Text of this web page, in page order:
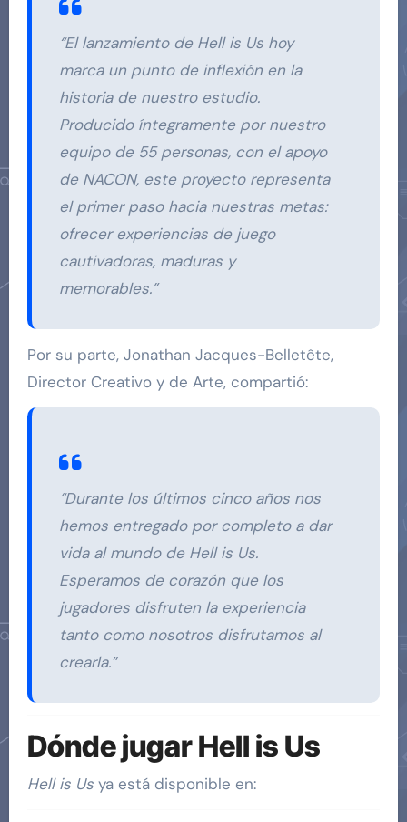
“El lanzamiento de Hell is Us hoy
marca un punto de inflexión en la
historia de nuestro estudio.
Producido íntegramente por nuestro
equipo de 55 personas, con el apoyo
de NACON, este proyecto representa
el primer paso hacia nuestras metas:
ofrecer experiencias de juego
cautivadoras, maduras y
memorables.”
Por su parte, Jonathan Jacques-Belletête,
Director Creativo y de Arte, compartió:
“Durante los últimos cinco años nos
hemos entregado por completo a dar
vida al mundo de Hell is Us.
Esperamos de corazón que los
jugadores disfruten la experiencia
tanto como nosotros disfrutamos al
crearla.”
Dónde jugar Hell is Us
Hell is Usya está disponible en: